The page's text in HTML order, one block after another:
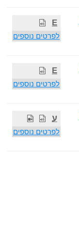
E
לפרטים נוספים
E
לפרטים נוספים
ע
לפרטים נוספים